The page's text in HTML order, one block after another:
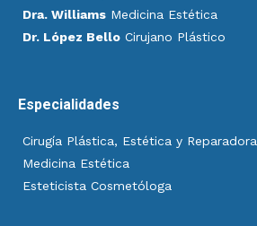
Dra. Williams Medicina Estética
Dr. López Bello Cirujano Plástico
Especialidades
Cirugía Plástica, Estética y Reparadora
Medicina Estética
Esteticista Cosmetóloga